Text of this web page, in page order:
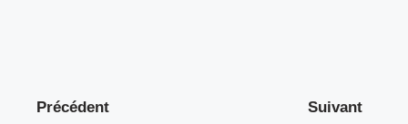
Précédent Suivant